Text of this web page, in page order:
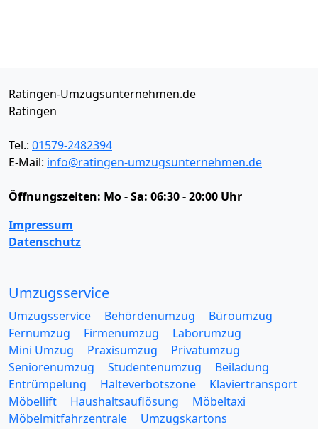
Ratingen-Umzugsunternehmen.de
Ratingen
Tel.: 01579-2482394
E-Mail: info@ratingen-umzugsunternehmen.de
Öffnungszeiten: Mo - Sa: 06:30 - 20:00 Uhr
Impressum
Datenschutz
Umzugsservice
Umzugsservice Behördenumzug
Büroumzug
Fernumzug
Firmenumzug
Laborumzug
Mini Umzug
Praxisumzug
Privatumzug
Seniorenumzug
Studentenumzug
Beiladung
Entrümpelung
Halteverbotszone
Klaviertransport
Möbellift
Haushaltsauflösung
Möbeltaxi
Möbelmitfahrzentrale
Umzugskartons